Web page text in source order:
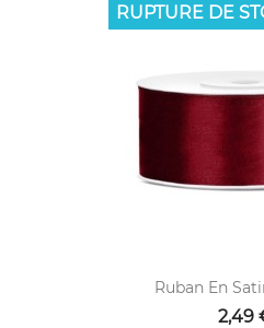
Ruban En
2,49
RUPTURE DE